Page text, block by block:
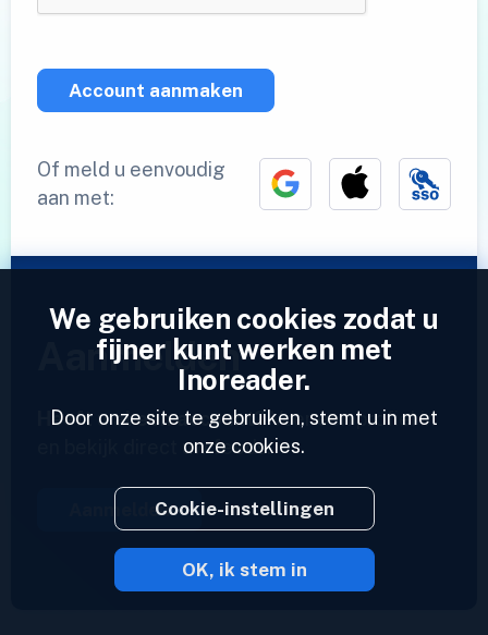
Account aanmaken
Of meld u eenvoudig
aan met:
Aanmelden
Heeft u al een account?Voer een profiel in
en bekijk direct uw feeds.
Aanmelden
2023 © Inoreader
We gebruiken cookies zodat u
fijner kunt werken met
Inoreader.
Door onze site te gebruiken, stemt u in met
onze cookies.
Cookie-instellingen
OK, ik stem in